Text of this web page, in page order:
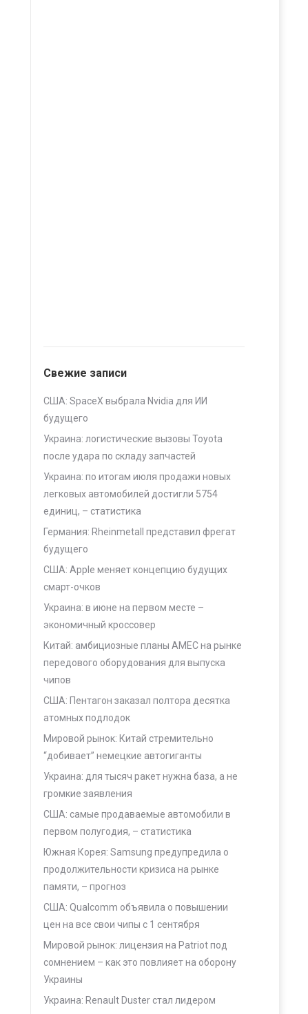
Свежие записи
США: SpaceX выбрала Nvidia для ИИ
будущего
Украина: логистические вызовы Toyota
после удара по складу запчастей
Украина: по итогам июля продажи новых
легковых автомобилей достигли 5754
единиц, – статистика
Германия: Rheinmetall представил фрегат
будущего
США: Apple меняет концепцию будущих
смарт-очков
Украина: в июне на первом месте –
экономичный кроссовер
Китай: амбициозные планы AMEC на рынке
передового оборудования для выпуска
чипов
США: Пентагон заказал полтора десятка
атомных подлодок
Мировой рынок: Китай стремительно
“добивает” немецкие автогиганты
Украина: для тысяч ракет нужна база, а не
громкие заявления
США: самые продаваемые автомобили в
первом полугодия, – статистика
Южная Корея: Samsung предупредила о
продолжительности кризиса на рынке
памяти, – прогноз
США: Qualcomm объявила о повышении
цен на все свои чипы с 1 сентября
Мировой рынок: лицензия на Patriot под
сомнением – как это повлияет на оборону
Украины
Украина: Renault Duster стал лидером